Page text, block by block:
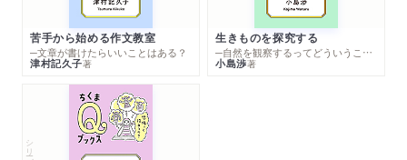
苦手から始める作文教室
─文章が書けたらいいことはある？
津村記久子著
生きものを探究する
─自然を観察するってどういうこと？
小島渉著
シリーズ・全集